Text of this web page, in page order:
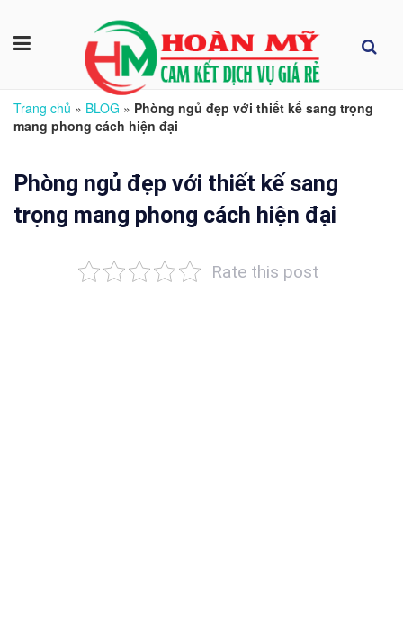
Trang chủ » BLOG » Phòng ngủ đẹp với thiết kế sang trọng
mang phong cách hiện đại
Phòng ngủ đẹp với thiết kế sang
trọng mang phong cách hiện đại
Rate this post